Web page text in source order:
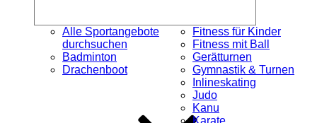
Alle Sportangebote
durchsuchen
Badminton
Drachenboot
Fitness für Kinder
Fitness mit Ball
Gerätturnen
Gymnastik & Turnen
Inlineskating
Judo
Kanu
Karate